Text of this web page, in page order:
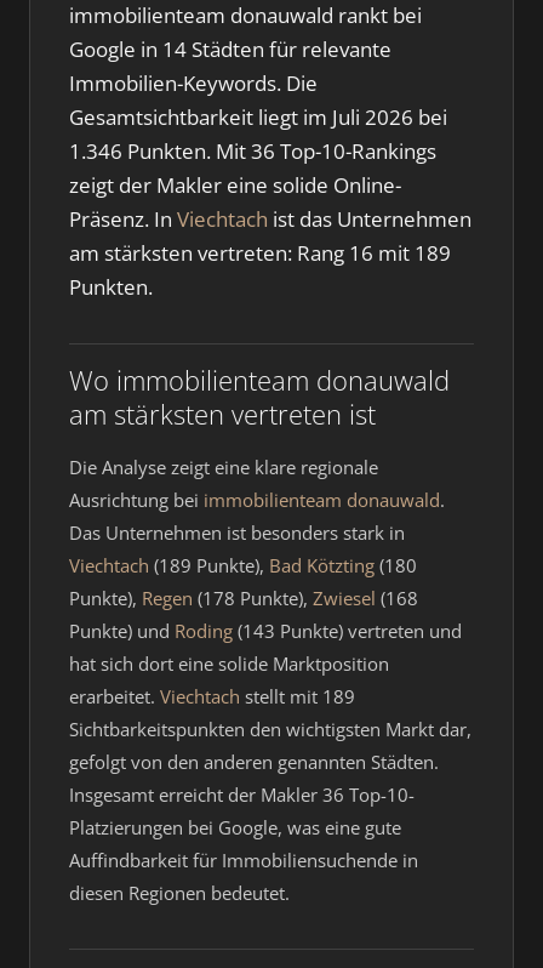
immobilienteam donauwald rankt bei
Google in 14 Städten für relevante
Immobilien-Keywords. Die
Gesamtsichtbarkeit liegt im Juli 2026 bei
1.346 Punkten. Mit 36 Top-10-Rankings
zeigt der Makler eine solide Online-
Präsenz. In Viechtach ist das Unternehmen
am stärksten vertreten: Rang 16 mit 189
Punkten.
Wo immobilienteam donauwald
am stärksten vertreten ist
Die Analyse zeigt eine klare regionale
Ausrichtung bei immobilienteam donauwald.
Das Unternehmen ist besonders stark in
Viechtach (189 Punkte), Bad Kötzting (180
Punkte), Regen (178 Punkte), Zwiesel (168
Punkte) und Roding (143 Punkte) vertreten und
hat sich dort eine solide Marktposition
erarbeitet. Viechtach stellt mit 189
Sichtbarkeitspunkten den wichtigsten Markt dar,
gefolgt von den anderen genannten Städten.
Insgesamt erreicht der Makler 36 Top-10-
Platzierungen bei Google, was eine gute
Auffindbarkeit für Immobiliensuchende in
diesen Regionen bedeutet.